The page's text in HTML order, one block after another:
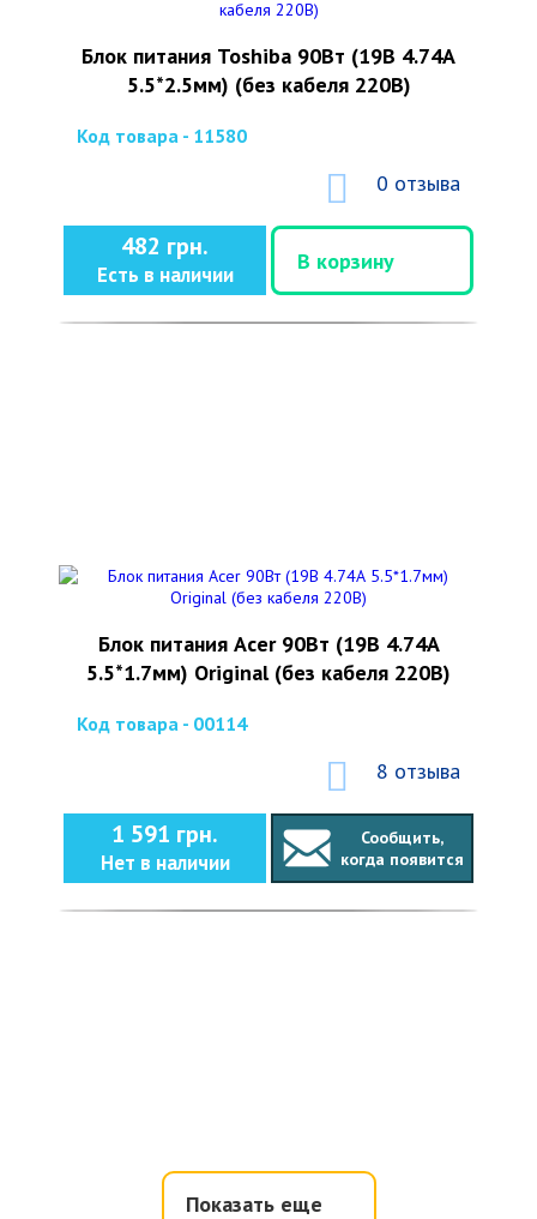
Блок питания Toshiba 90Вт (19В 4.74А
5.5*2.5мм) (без кабеля 220В)
Код товара - 11580
0 отзыва
482 грн.
Есть в наличии
В корзину
Блок питания Acer 90Вт (19В 4.74А
5.5*1.7мм) Original (без кабеля 220В)
Код товара - 00114
8 отзыва
1 591 грн.
Нет в наличии
Сообщить,
когда появится
Показать еще